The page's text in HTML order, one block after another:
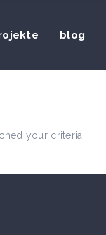
blog
your criteria.